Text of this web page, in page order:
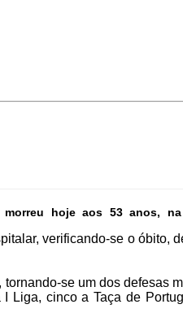
hoje aos 53 anos, na
verificando-se o óbito,
se um dos defesas
Liga, cinco a Taça de